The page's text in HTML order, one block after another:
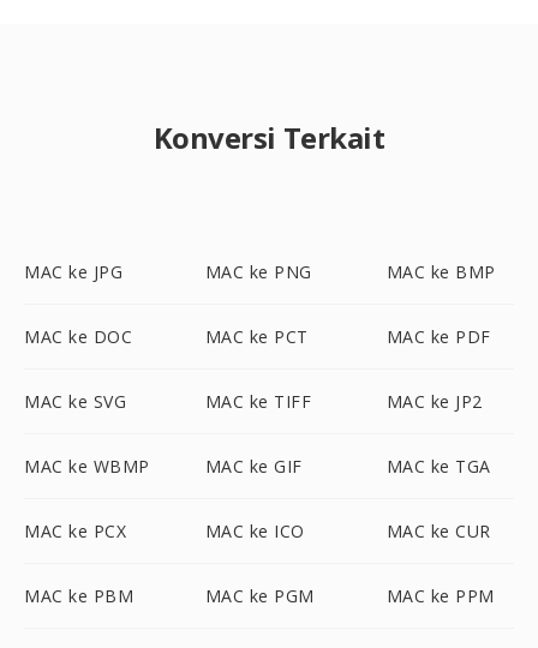
Konversi Terkait
MAC ke JPG MAC ke PNG MAC ke BMP
MAC ke DOC MAC ke PCT MAC ke PDF
MAC ke SVG MAC ke TIFF MAC ke JP2
MAC ke WBMP MAC ke GIF MAC ke TGA
MAC ke PCX MAC ke ICO MAC ke CUR
MAC ke PBM MAC ke PGM MAC ke PPM